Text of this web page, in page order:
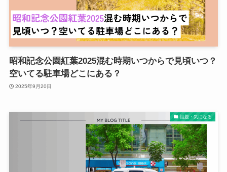
昭和記念公園紅葉2025混む時期いつからで見頃いつ？
空いてる駐車場どこにある？
2025年9月20日
話題・気になる